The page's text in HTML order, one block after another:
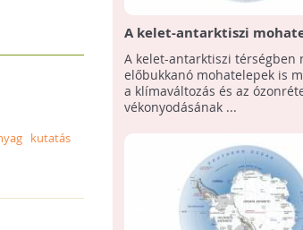
kutatás
A kelet-antarktiszi
megsínylik az
A kelet-antarktiszi térségben
előbukkanó mohatelepek is
a klímaváltozás és az
vékonyodásának ...